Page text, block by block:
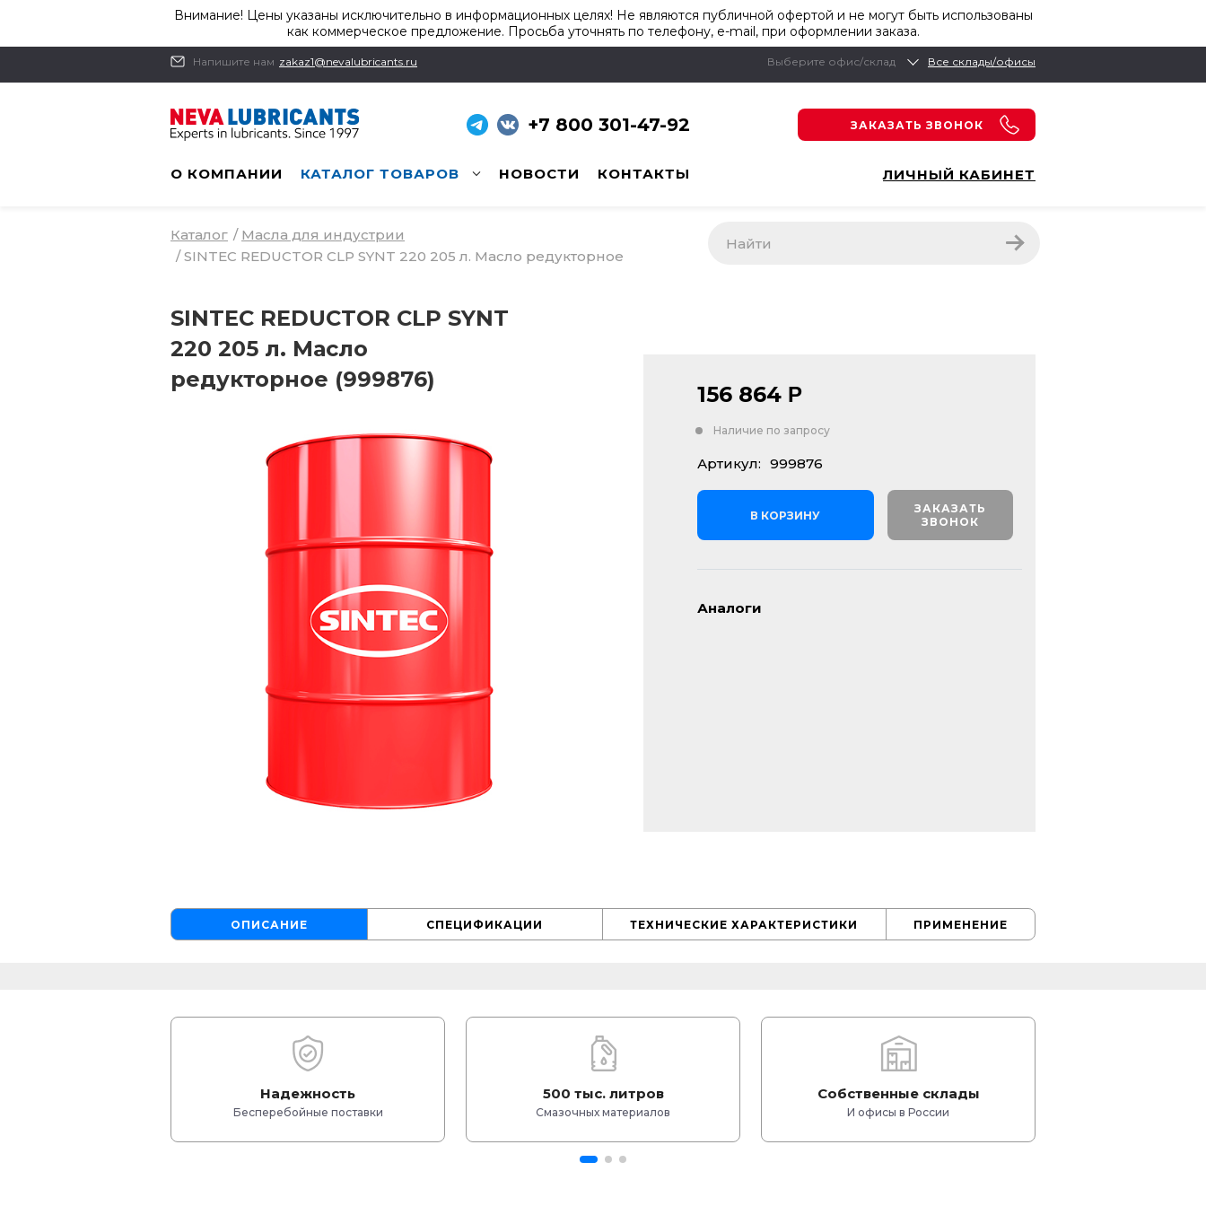
Внимание! Цены указаны исключительно в информационных целях! Не являются публичной офертой и не могут быть использованы
как коммерческое предложение. Просьба уточнять по телефону, e-mail, при оформлении заказа.
Напишите нам zakaz1@nevalubricants.ru Выберите офис/склад Все склады/офисы
+7 800 301-47-92 ЗАКАЗАТЬ ЗВОНОК
О КОМПАНИИ КАТАЛОГ ТОВАРОВ НОВОСТИ КОНТАКТЫ ЛИЧНЫЙ КАБИНЕТ
Каталог / Масла для индустрии
/ SINTEC REDUCTOR CLP SYNT 220 205 л. Масло редукторное
SINTEC REDUCTOR CLP SYNT
220 205 л. Масло
редукторное (999876)
156 864 Р
Наличие по запросу
Артикул: 999876
В КОРЗИНУ
ЗАКАЗАТЬ
ЗВОНОК
Аналоги
ОПИСАНИЕ СПЕЦИФИКАЦИИ ТЕХНИЧЕСКИЕ ХАРАКТЕРИСТИКИ ПРИМЕНЕНИЕ
Надежность
Бесперебойные поставки
500 тыс. литров
Смазочных материалов
Собственные склады
И офисы в России